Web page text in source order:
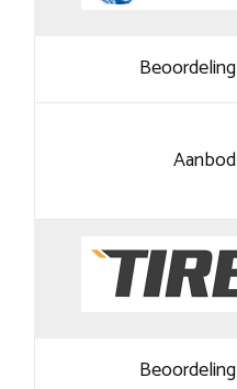
Beoordeling
Aanbod
Beoordeling